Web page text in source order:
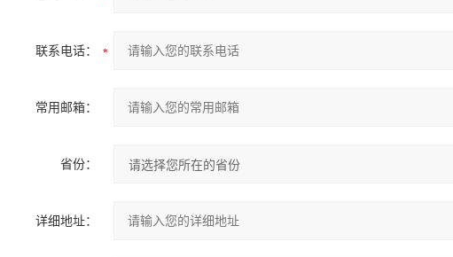
联系电话：
常用邮箱：
省份：
详细地址：